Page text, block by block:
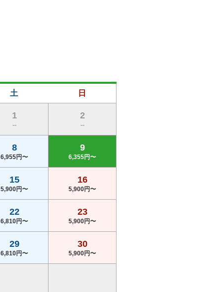
土 日
1
--
2
--
8
6,955円〜
9
6,355円〜
15
5,900円〜
16
5,900円〜
22
6,810円〜
23
5,900円〜
29
6,810円〜
30
5,900円〜